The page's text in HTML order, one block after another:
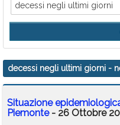
Eventi
Info Utili
Rubriche
Calendario
Annunci
decessi negli ultimi giorni -
Situazione
Piemonte- 26 Ottobre